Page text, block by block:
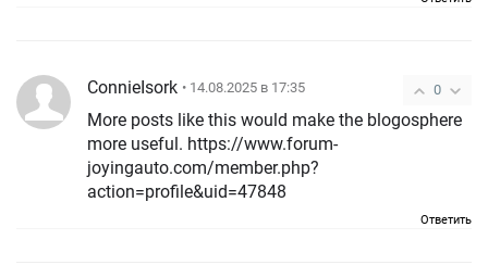
0
ConnieIsork • 14.08.2025 в 17:35
More posts like this would make the blogosphere
more useful. https://www.forum-
joyingauto.com/member.php?
action=profile&uid=47848
Ответить